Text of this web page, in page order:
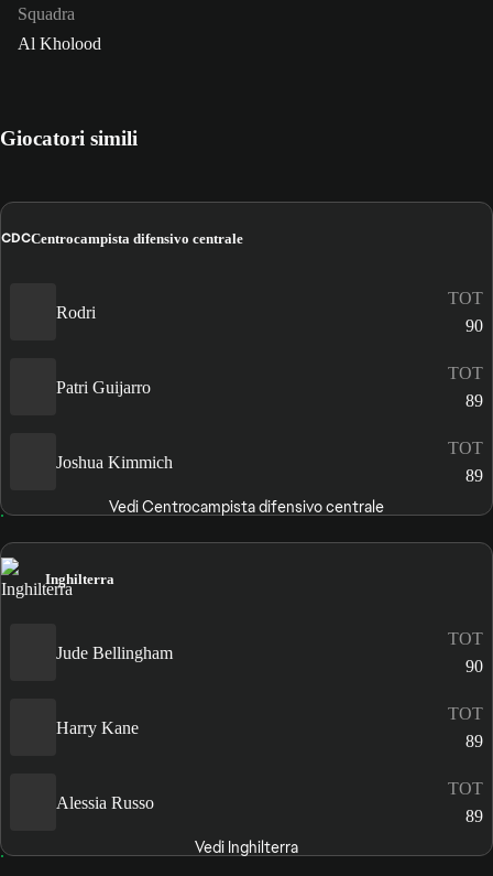
Squadra
Al Kholood
Giocatori simili
CDCCentrocampista difensivo centrale
Rodri
TOT
90
Patri Guijarro
TOT
89
Joshua Kimmich
TOT
89
Vedi Centrocampista difensivo centrale
Inghilterra
Jude Bellingham
TOT
90
Harry Kane
TOT
89
Alessia Russo
TOT
89
Vedi Inghilterra